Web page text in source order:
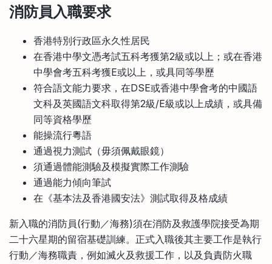
消防員入職要求
香港特別行政區永久性居民
在香港中學文憑考試五科考獲第2級或以上；或在香港
中學會考五科考獲E或以上，或具同等學歷
符合語文能力要求，在DSE或香港中學會考的中國語
文科及英國語文科取得第2級/E級或以上成績，或具備
同等資格學歷
能操流行粵語
通過視力測試（毋須佩戴眼鏡）
須通過體能測驗及模擬實際工作測驗
通過能力傾向筆試
在《基本法及香港國安法》測試取得及格成績
新入職的消防員(行動／海務)須在消防及救護學院接受為期
二十六星期的留宿基礎訓練。正式入職後其主要工作是執行
行動／海務職責，例如滅火及救援工作，以及負責防火職